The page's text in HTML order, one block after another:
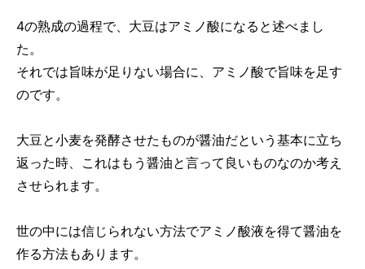
4の熟成の過程で、大豆はアミノ酸になると述べまし
た。
それでは旨味が足りない場合に、アミノ酸で旨味を足す
のです。
大豆と小麦を発酵させたものが醤油だという基本に立ち
返った時、これはもう醤油と言って良いものなのか考え
させられます。
世の中には信じられない方法でアミノ酸液を得て醤油を
作る方法もあります。